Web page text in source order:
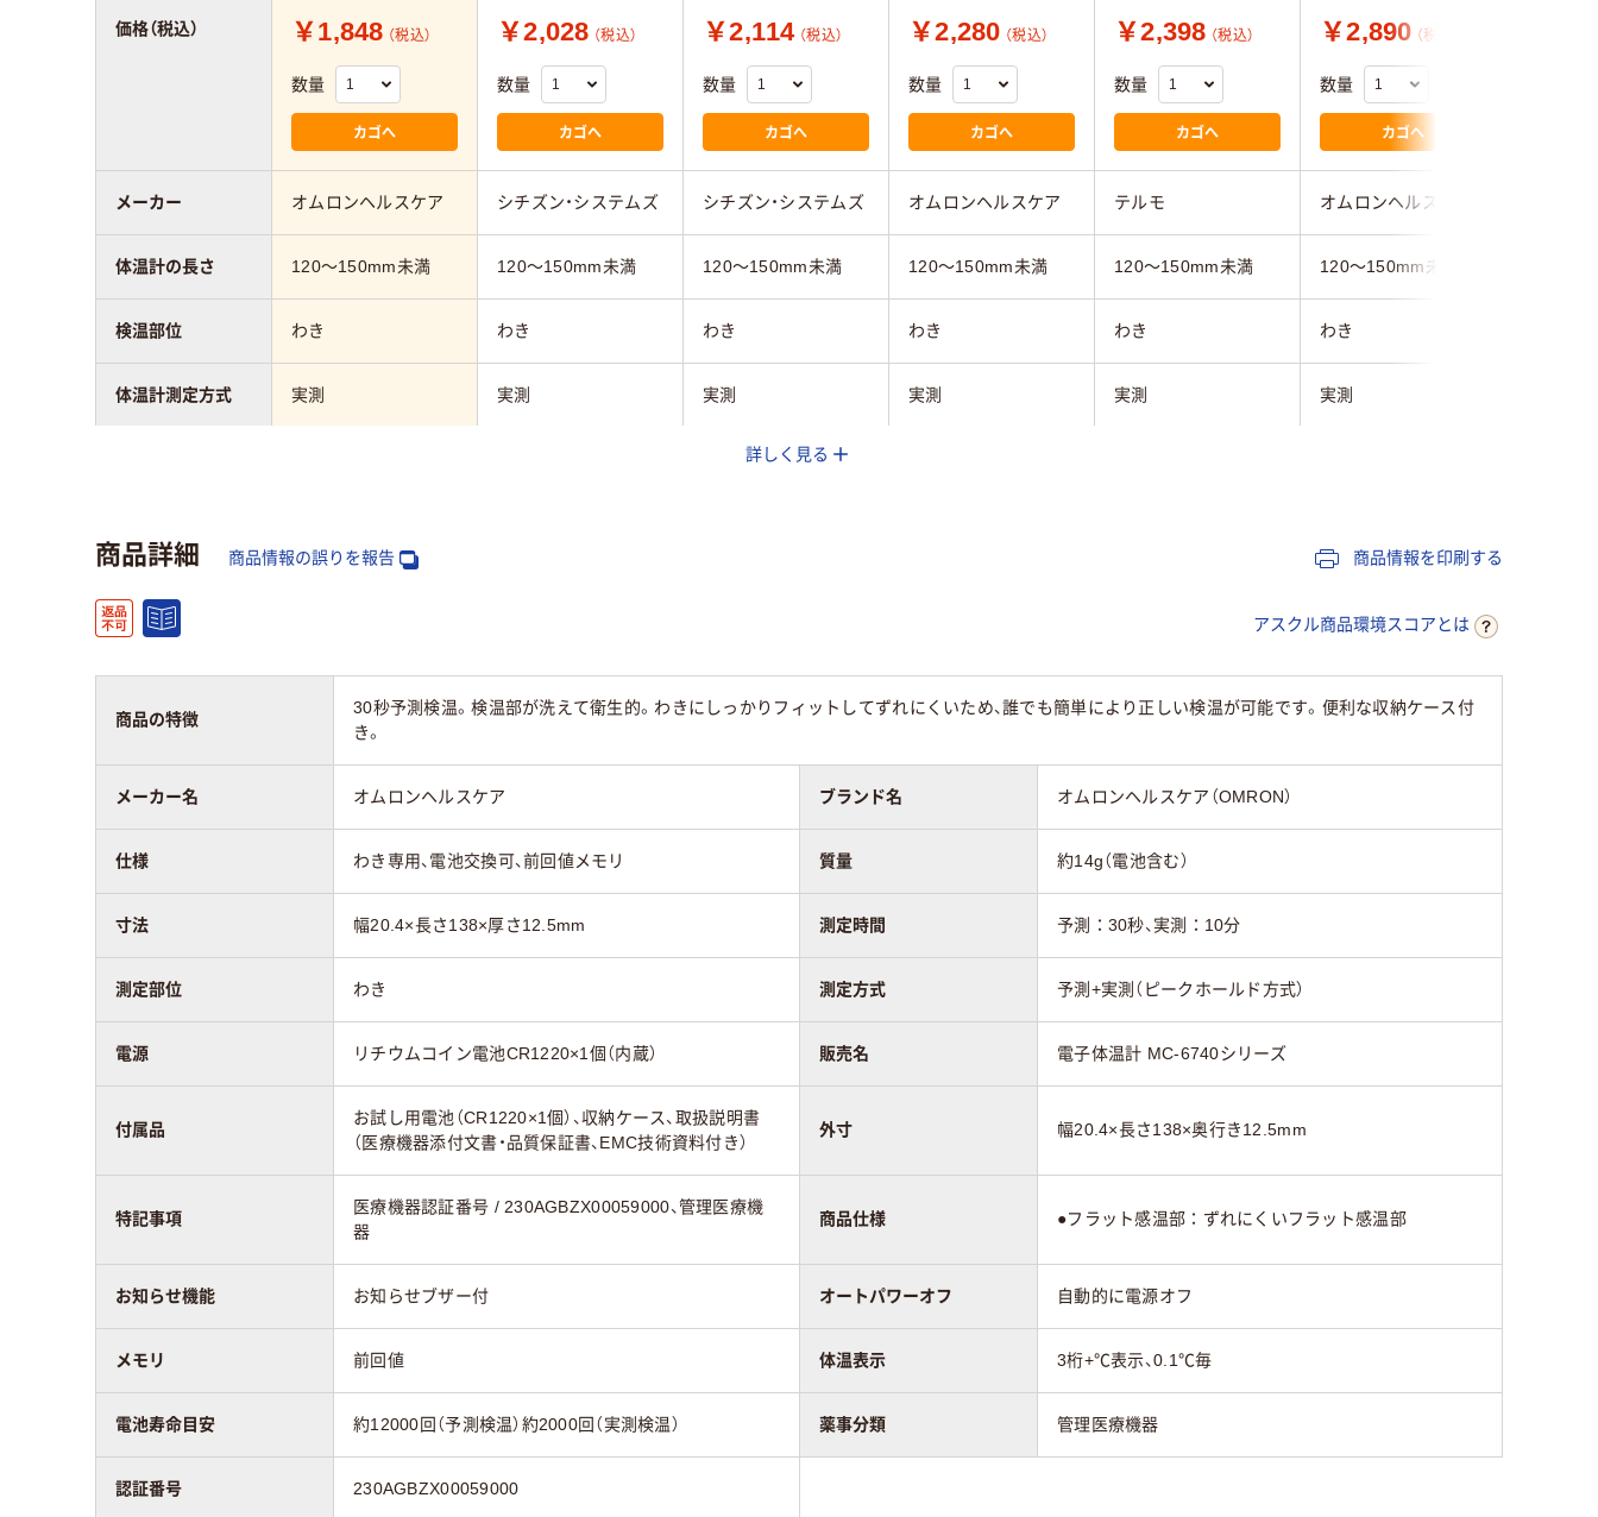
￥1,848 （税込）
数量
カゴへ
￥2,028 （税込）
数量
カゴへ
￥2,114 （税込）
数量
カゴへ
￥2,280 （税込）
数量
カゴへ
￥2,398 （税込）
数量
カゴへ
￥2,890 （税込）
数量
カゴへ
オムロンヘルスケア シチズン・システムズ シチズン・システムズ オムロンヘルスケア テルモ オムロンヘルスケア
120～150mm未満 120～150mm未満 120～150mm未満 120～150mm未満 120～150mm未満 120～150mm未満
わき わき わき わき わき わき
実測 実測 実測 実測 実測 実測
価格（税込）
メーカー
体温計の長さ
検温部位
体温計測定方式
詳しく見る
商品詳細 商品情報の誤りを報告 商品情報を印刷する
アスクル商品環境スコアとは
商品の特徴
30秒予測検温。検温部が洗えて衛生的。わきにしっかりフィットしてずれにくいため、誰でも簡単により正しい検温が可能です。便利な収納ケース付
き。
メーカー名 オムロンヘルスケア ブランド名 オムロンヘルスケア（OMRON）
仕様 わき専用、電池交換可、前回値メモリ 質量 約14g（電池含む）
寸法 幅20.4×長さ138×厚さ12.5mm 測定時間 予測：30秒、実測：10分
測定部位 わき 測定方式 予測+実測（ピークホールド方式）
電源 リチウムコイン電池CR1220×1個（内蔵） 販売名 電子体温計 MC-6740シリーズ
付属品
お試し用電池（CR1220×1個）、収納ケース、取扱説明書
（医療機器添付文書・品質保証書、EMC技術資料付き）
外寸 幅20.4×長さ138×奥行き12.5mm
特記事項
医療機器認証番号 / 230AGBZX00059000、管理医療機
器
商品仕様 ●フラット感温部：ずれにくいフラット感温部
お知らせ機能 お知らせブザー付 オートパワーオフ 自動的に電源オフ
メモリ 前回値 体温表示 3桁+℃表示、0.1℃毎
電池寿命目安 約12000回（予測検温）約2000回（実測検温） 薬事分類 管理医療機器
認証番号 230AGBZX00059000